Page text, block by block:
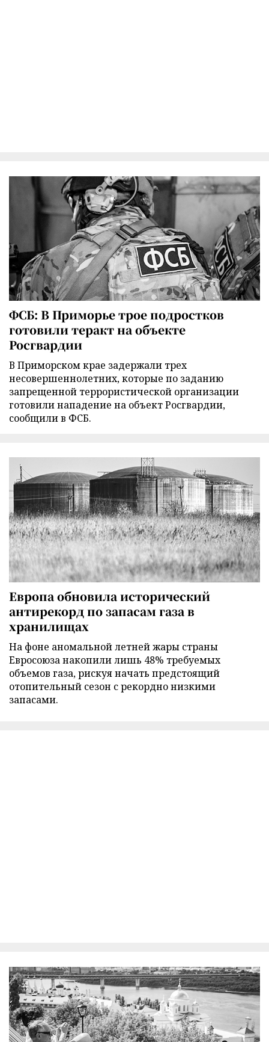
ФСБ: В Приморье трое подростков
готовили теракт на объекте
Росгвардии
В Приморском крае задержали трех
несовершеннолетних, которые по заданию
запрещенной террористической организации
готовили нападение на объект Росгвардии,
сообщили в ФСБ.
Европа обновила исторический
антирекорд по запасам газа в
хранилищах
На фоне аномальной летней жары страны
Евросоюза накопили лишь 48% требуемых
объемов газа, рискуя начать предстоящий
отопительный сезон с рекордно низкими
запасами.